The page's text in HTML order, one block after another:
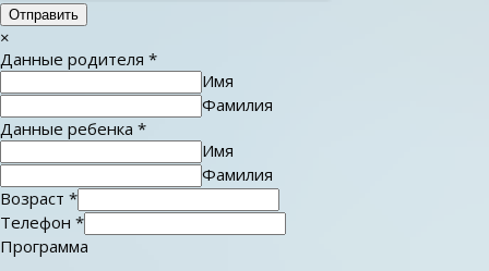
Отправить
×
Данные родителя *
Имя
Фамилия
Данные ребенка *
Имя
Фамилия
Возраст *
Телефон *
Программа